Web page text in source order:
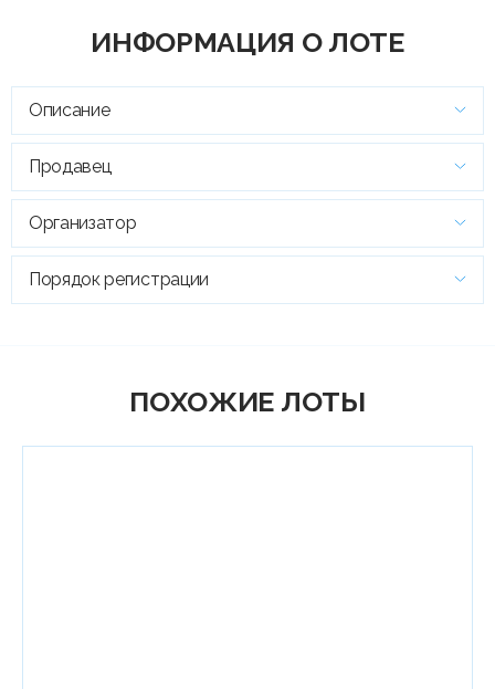
ИНФОРМАЦИЯ О ЛОТЕ
Описание
Продавец
Организатор
Порядок регистрации
ПОХОЖИЕ ЛОТЫ